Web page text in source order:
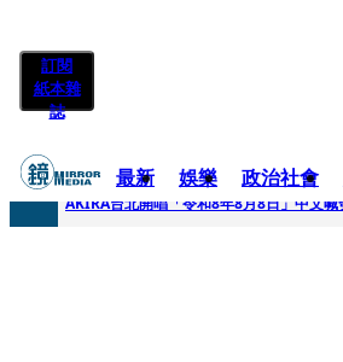
訂閱
紙本雜
誌
最新 娛樂 政治社會
快訊